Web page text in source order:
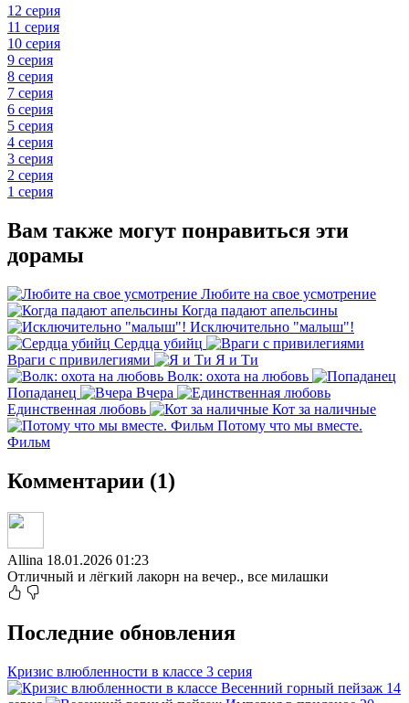
12 серия
11 серия
10 серия
9 серия
8 серия
7 серия
6 серия
5 серия
4 серия
3 серия
2 серия
1 серия
Вам также могут понравиться эти
дорамы
Любите на свое усмотрение
Когда падают апельсины
Исключительно "малыш"!
Сердца убийц
Враги с привилегиями
Я и Ти
Волк: охота на любовь
Попаданец
Вчера
Единственная любовь
Кот за наличные
Потому что мы вместе.
Фильм
Комментарии (1)
Allina 18.01.2026 01:23
Отличный и лёгкий лакорн на вечер., все милашки
Последние обновления
Кризис влюбленности в классе 3 серия
Весенний горный пейзаж 14